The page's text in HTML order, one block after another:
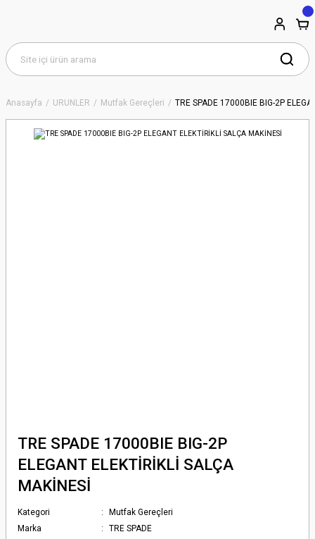
Anasayfa ÜRÜNLER Mutfak Gereçleri TRE SPADE 17000BIE BIG-2P
TRE SPADE 17000BIE BIG-2P
ELEGANT ELEKTİRİKLİ SALÇA
MAKİNESİ
Kategori
Mutfak Gereçleri
Marka
TRE SPADE